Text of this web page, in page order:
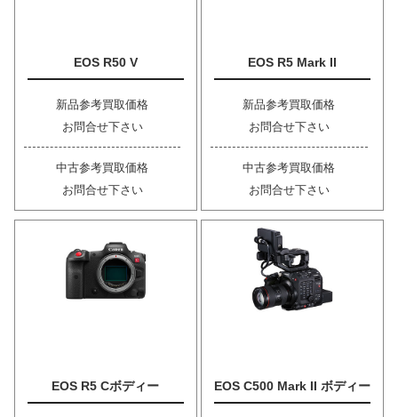
EOS R50 V
新品参考買取価格
お問合せ下さい
中古参考買取価格
お問合せ下さい
EOS R5 Mark II
新品参考買取価格
お問合せ下さい
中古参考買取価格
お問合せ下さい
EOS R5 Cボディー EOS C500 Mark II ボディー